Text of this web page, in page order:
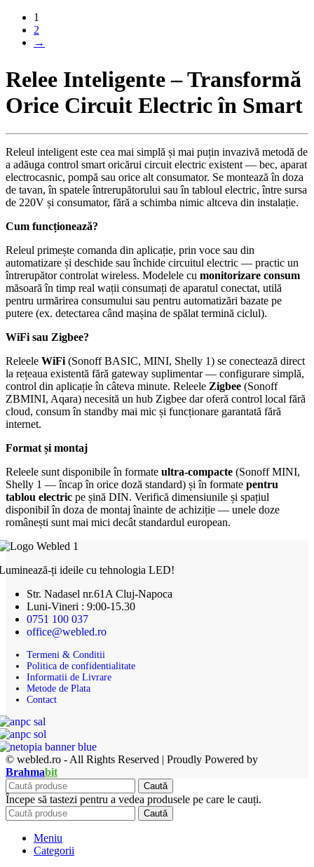
1
2
→
Relee Inteligente – Transformă
Orice Circuit Electric în Smart
Releul inteligent este cea mai simplă și mai puțin invazivă metodă de
a adăuga control smart oricărui circuit electric existent — bec, aparat
electrocasnic, pompă sau orice alt consumator. Se montează în doza
de tavan, în spatele întrerupătorului sau în tabloul electric, între sursa
de 220V și consumator, fără a schimba nimic altceva din instalație.
Cum funcționează?
Releul primește comanda din aplicație, prin voce sau din
automatizare și deschide sau închide circuitul electric — practic un
întrerupător controlat wireless. Modelele cu monitorizare consum
măsoară în timp real wații consumați de aparatul conectat, utilă
pentru urmărirea consumului sau pentru automatizări bazate pe
putere (ex. detectarea când mașina de spălat termină ciclul).
WiFi sau Zigbee?
Releele WiFi (Sonoff BASIC, MINI, Shelly 1) se conectează direct
la rețeaua existentă fără gateway suplimentar — configurare simplă,
control din aplicație în câteva minute. Releele Zigbee (Sonoff
ZBMINI, Aqara) necesită un hub Zigbee dar oferă control local fără
cloud, consum în standby mai mic și funcționare garantată fără
internet.
Format și montaj
Releele sunt disponibile în formate ultra-compacte (Sonoff MINI,
Shelly 1 — încap în orice doză standard) și în formate pentru
tablou electric pe șină DIN. Verifică dimensiunile și spațiul
disponibil în doza de montaj înainte de achiziție — unele doze
românești sunt mai mici decât standardul european.
ți ideile cu tehnologia LED!
Str. Nadasel nr.61A Cluj-Napoca
Luni-Vineri : 9:00-15.30
0751 100 037
office@webled.ro
Termeni & Conditii
Politica de confidentialitate
Informatii de Livrare
Metode de Plata
Contact
© webled.ro - All Rights Reserved | Proudly Powered by
Brahmabit
Caută
Începe să tastezi pentru a vedea produsele pe care le cauți.
Caută
Meniu
Categorii